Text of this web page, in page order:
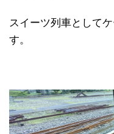
スイーツ列車として
す。